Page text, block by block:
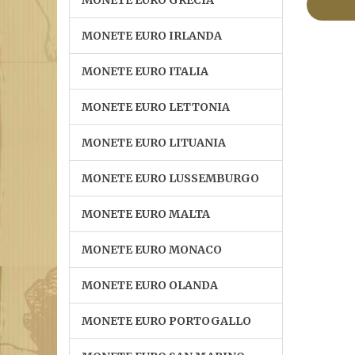
MONETE EURO IRLANDA
MONETE EURO ITALIA
MONETE EURO LETTONIA
MONETE EURO LITUANIA
MONETE EURO LUSSEMBURGO
MONETE EURO MALTA
MONETE EURO MONACO
MONETE EURO OLANDA
MONETE EURO PORTOGALLO